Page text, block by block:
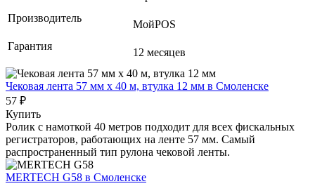
Производитель
МойPOS
Гарантия
12 месяцев
Чековая лента 57 мм x 40 м, втулка 12 мм в Смоленске
57 ₽
Купить
Ролик с намоткой 40 метров подходит для всех фискальных
регистраторов, работающих на ленте 57 мм. Самый
распространенный тип рулона чековой ленты.
MERTECH G58 в Смоленске